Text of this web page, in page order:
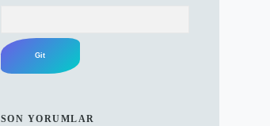
SON YORUMLAR